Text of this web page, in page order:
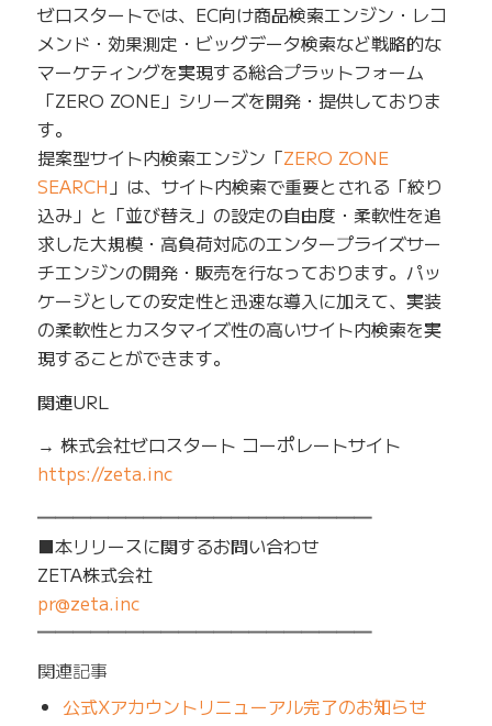
ゼロスタートでは、EC向け商品検索エンジン・レコ
メンド・効果測定・ビッグデータ検索など戦略的な
マーケティングを実現する総合プラットフォーム
「ZERO ZONE」シリーズを開発・提供しておりま
す。
提案型サイト内検索エンジン「ZERO ZONE
SEARCH 」は、サイト内検索で重要とされる「絞り
込み」と「並び替え」の設定の自由度・柔軟性を追
求した大規模・高負荷対応のエンタープライズサー
チエンジンの開発・販売を行なっております。パッ
ケージとしての安定性と迅速な導入に加えて、実装
の柔軟性とカスタマイズ性の高いサイト内検索を実
現することができます。
関連URL
→ 株式会社ゼロスタート コーポレートサイト
https://zeta.inc
━━━━━━━━━━━━━━━━━━━
■本リリースに関するお問い合わせ
ZETA株式会社
pr@zeta.inc
━━━━━━━━━━━━━━━━━━━
関連記事
公式Xアカウントリニューアル完了のお知らせ